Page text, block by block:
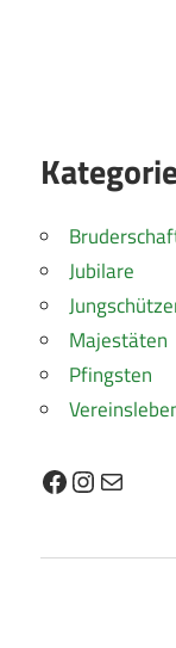
Jubilare
Majestäten
Pfingsten
Facebook
Instagram
E-Mail